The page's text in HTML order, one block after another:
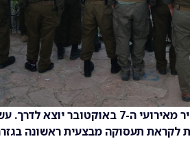
הגדוד שהוקם כלקח ישיר מאירועי ה-7
לקראת תעסוקה מבצעית ראשונה